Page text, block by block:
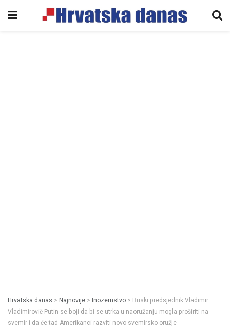
Hrvatska danas > Najnovije > Inozemstvo > Ruski predsjednik Vladimir
Vladimirovič Putin se boji da bi se utrka u naoružanju mogla proširiti na
svemir i da će tad Amerikanci razviti novo svemirsko oružje